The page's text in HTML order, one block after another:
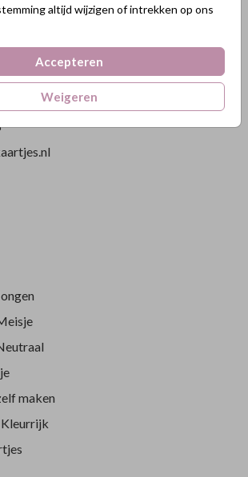
altijd wijzigen of intrekken op ons
Accepteren
Weigeren
a/d Rijn
maken